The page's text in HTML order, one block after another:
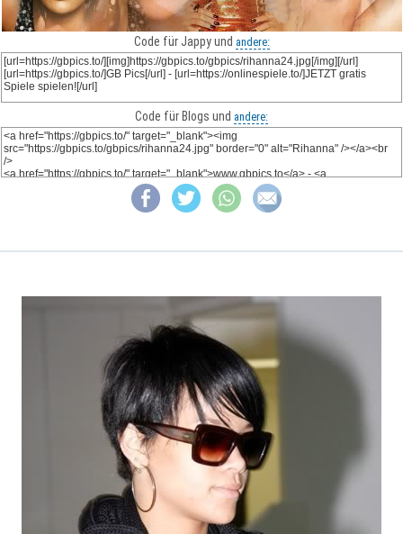
Code für Jappy und andere:
Code für Blogs und andere: